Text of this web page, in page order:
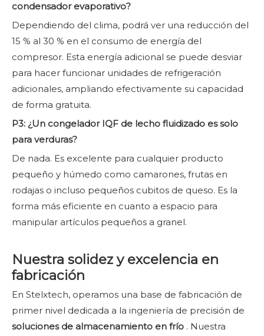
condensador evaporativo?
Dependiendo del clima, podrá ver una reducción del
15 % al 30 % en el consumo de energía del
compresor. Esta energía adicional se puede desviar
para hacer funcionar unidades de refrigeración
adicionales, ampliando efectivamente su capacidad
de forma gratuita.
P3: ¿Un congelador IQF de lecho fluidizado es solo
para verduras?
De nada. Es excelente para cualquier producto
pequeño y húmedo como camarones, frutas en
rodajas o incluso pequeños cubitos de queso. Es la
forma más eficiente en cuanto a espacio para
manipular artículos pequeños a granel.
Nuestra solidez y excelencia en
fabricación
En Stelxtech, operamos una base de fabricación de
primer nivel dedicada a la ingeniería de precisión de
soluciones de almacenamiento en frío . Nuestra